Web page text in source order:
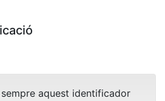
aquest identificador